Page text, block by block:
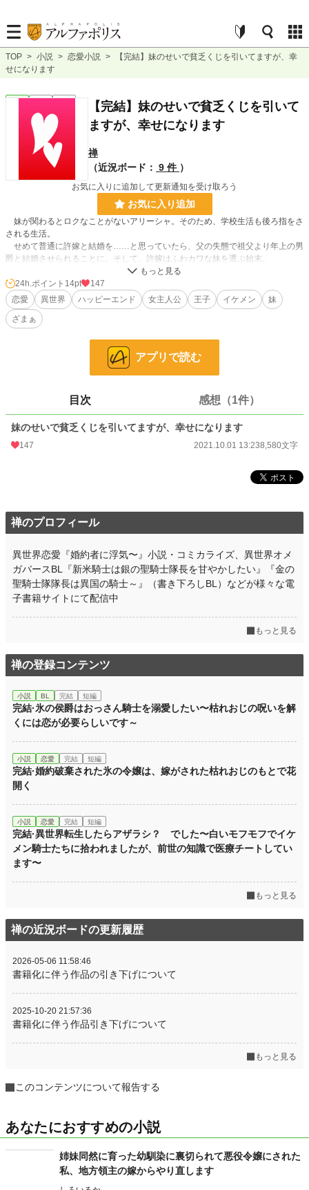
TOP > 小説 > 恋愛小説 >
【完結】妹のせいで貧乏くじを引いてますが、幸
せになります
恋愛 完結 短編
【完結】妹のせいで貧乏くじを引いて
ますが、幸せになります
禅
（近況ボード： 9 件 ）
お気に入りに追加して更新通知を受け取ろう
お気に入り追加
妹が関わるとロクなことがないアリーシャ。そのため、学校生活も後ろ指をさ
される生活。
せめて普通に許嫁と結婚を……と思っていたら、父の失態で祖父より年上の男
爵と結婚させられることに。そして、許嫁はふわカワな妹を選ぶ始末。
普通に幸せになりたかっただけなのに、どうしてこんなことに……
唯一の味方は学友のシーナのみ。
アリーシャは幸せをつかめるのか。
※小説家になろうにも投稿中
29,959 位 / 228,726 件
12,810 位 / 66,355 件
お気に入り 159
24h.ポイント
初回公開日時 2021.10.01 13:23
週間ポイント 35 pt (53,125 位)
月間ポイント 294 pt (44,138 位)
年間ポイント 18,842 pt (20,930 位)
24h.ポイント 14pt
147
恋愛
異世界 ハッピーエンド 女主人公 王子 イケメン
妹
ざまぁ
アプリで読む
目次 感想（1件）
妹のせいで貧乏くじを引いてますが、幸せになります
147 2021.10.01 13:238,580文字
禅のプロフィール
異世界恋愛『婚約者に浮気〜』小説・コミカライズ、異世界オメ
ガバースBL『新米騎士は銀の聖騎士隊長を甘やかしたい』『金の
聖騎士隊隊長は異国の騎士～』（書き下ろしBL）などが様々な電
子書籍サイトにて配信中
もっと見る
禅の登録コンテンツ
小説 BL 完結 短編
完結·氷の侯爵はおっさん騎士を溺愛したい〜枯れおじの呪いを解
くには恋が必要らしいです～
小説 恋愛 完結 短編
完結·婚約破棄された氷の令嬢は、嫁がされた枯れおじのもとで花
開く
小説 恋愛 完結 短編
完結·異世界転生したらアザラシ？ でした〜白いモフモフでイケ
メン騎士たちに拾われましたが、前世の知識で医療チートしてい
ます〜
もっと見る
禅の近況ボードの更新履歴
2026-05-06 11:58:46
書籍化に伴う作品の引き下げについて
2025-10-20 21:57:36
書籍化に伴う作品引き下げについて
もっと見る
このコンテンツについて報告する
あなたにおすすめの小説
姉妹同然に育った幼馴染に裏切られて悪役令嬢にされた
私、地方領主の嫁からやり直します